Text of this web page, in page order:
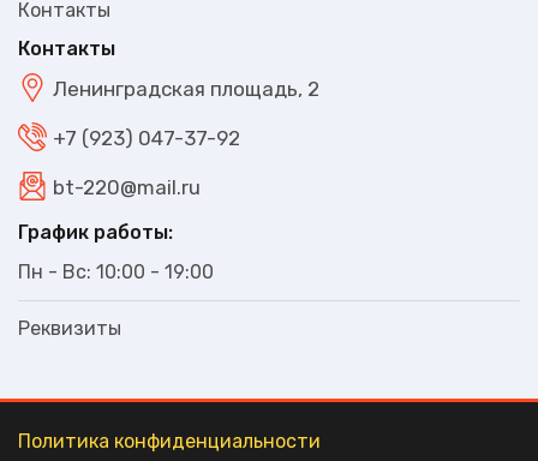
Контакты
Контакты
Ленинградская площадь, 2
+7 (923) 047-37-92
bt-220@mail.ru
График работы:
Пн - Вс: 10:00 - 19:00
Реквизиты
Политика конфиденциальности